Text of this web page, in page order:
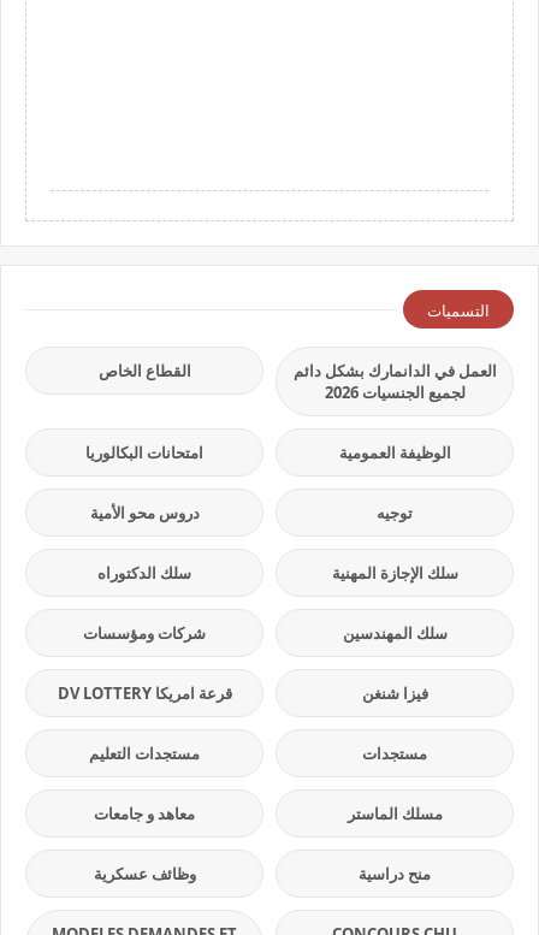
التسميات
العمل في الدانمارك بشكل دائم
لجميع الجنسيات 2026
القطاع الخاص
الوظيفة العمومية امتحانات البكالوريا
توجيه دروس محو الأمية
سلك الإجازة المهنية سلك الدكتوراه
سلك المهندسين شركات ومؤسسات
فيزا شنغن قرعة امريكا DV LOTTERY
مستجدات مستجدات التعليم
مسلك الماستر معاهد و جامعات
منح دراسية وظائف عسكرية